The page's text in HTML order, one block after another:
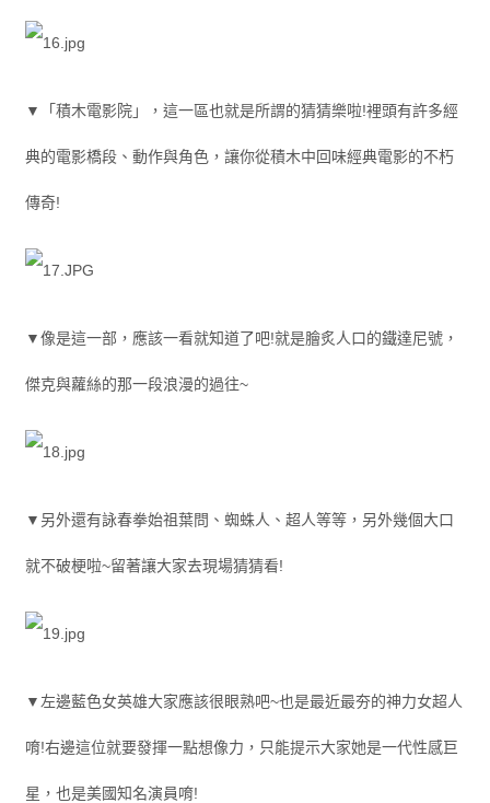
▼「積木電影院」，這一區也就是所謂的猜猜樂啦!裡頭有許多經
典的電影橋段、動作與角色，讓你從積木中回味經典電影的不朽
傳奇!
▼像是這一部，應該一看就知道了吧!就是膾炙人口的鐵達尼號，
傑克與蘿絲的那一段浪漫的過往~
▼另外還有詠春拳始祖葉問、蜘蛛人、超人等等，另外幾個大口
就不破梗啦~留著讓大家去現場猜猜看!
▼左邊藍色女英雄大家應該很眼熟吧~也是最近最夯的神力女超人
唷!右邊這位就要發揮一點想像力，只能提示大家她是一代性感巨
星，也是美國知名演員唷!